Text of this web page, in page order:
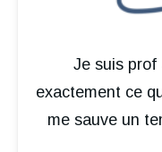
Je suis prof
exactement ce
me sauve un